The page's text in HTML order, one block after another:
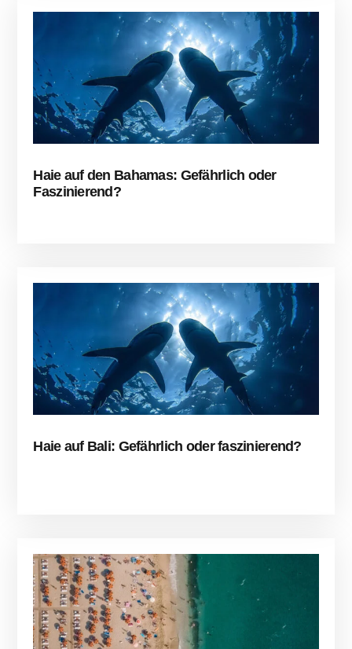
Haie auf den Bahamas: Gefährlich oder
Faszinierend?
Haie auf Bali: Gefährlich oder faszinierend?